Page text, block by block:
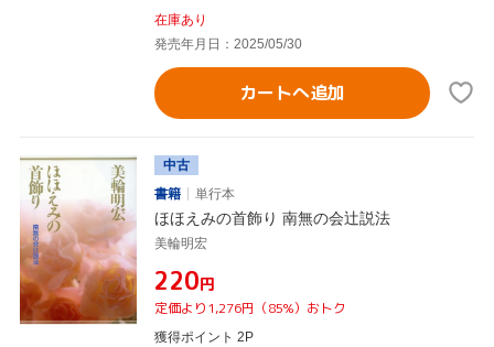
在庫あり
発売年月日：2025/05/30
カートへ追加
中古
書籍
単行本
ほほえみの首飾り 南無の会辻説法
美輪明宏
¥220円
定価より1,276円（85%）おトク
獲得ポイント 2P